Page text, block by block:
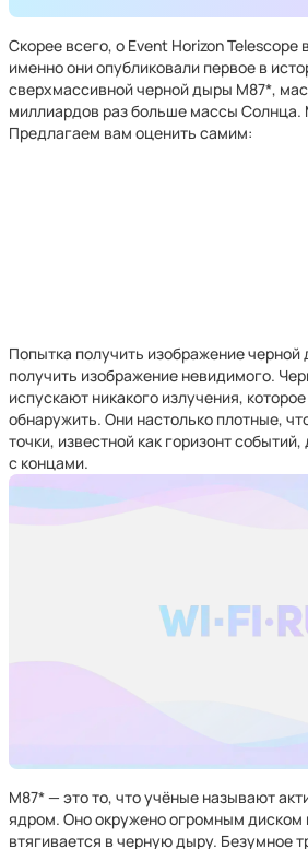
Скорее всего, о Event Horizon
именно они опубликовали первое в
сверхмассивной черной дыры M87*,
миллиардов раз больше массы Солнца.
Предлагаем вам оценить самим:
Попытка получить изображение
получить изображение невидимого.
испускают никакого излучения,
обнаружить. Они настолько плотные,
точки, известной как горизонт
с концами.
M87* — это то, что учёные называют
ядром. Оно окружено огромным диском
втягивается в черную дыру. Безумное